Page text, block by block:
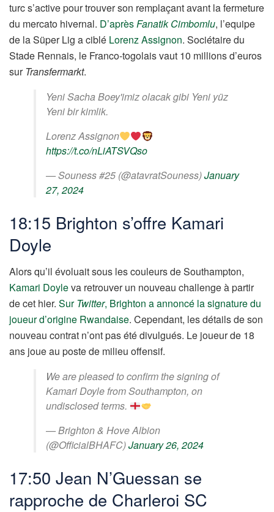
turc s’active pour trouver son remplaçant avant la fermeture
du mercato hivernal. D’aprèsFanatik Cimbomlu, l’equipe
de la Süper Lig a ciblé Lorenz Assignon. Sociétaire du
Stade Rennais, le Franco-togolais vaut 10 millions d’euros
sur Transfermarkt.
Yeni Sacha Boey'imiz olacak gibi Yeni yüz
Yeni bir kimlik.
Lorenz Assignon
https://t.co/nLiATSVQso
— Souness #25 (@atavratSouness)January
27, 2024
18:15 Brighton s’offre Kamari
Doyle
Alors qu’il évoluait sous les couleurs de Southampton,
Kamari Doyleva retrouver un nouveau challenge à partir
de cet hier. SurTwitter, Brighton a annoncé la signature du
joueur d’origine Rwandaise. Cependant, les détails de son
nouveau contrat n’ont pas été divulgués. Le joueur de 18
ans joue au poste de milieu offensif.
We are pleased to confirm the signing of
Kamari Doyle from Southampton, on
undisclosed terms.
— Brighton & Hove Albion
(@OfficialBHAFC)January 26, 2024
17:50 Jean N’Guessan se
rapproche de Charleroi SC